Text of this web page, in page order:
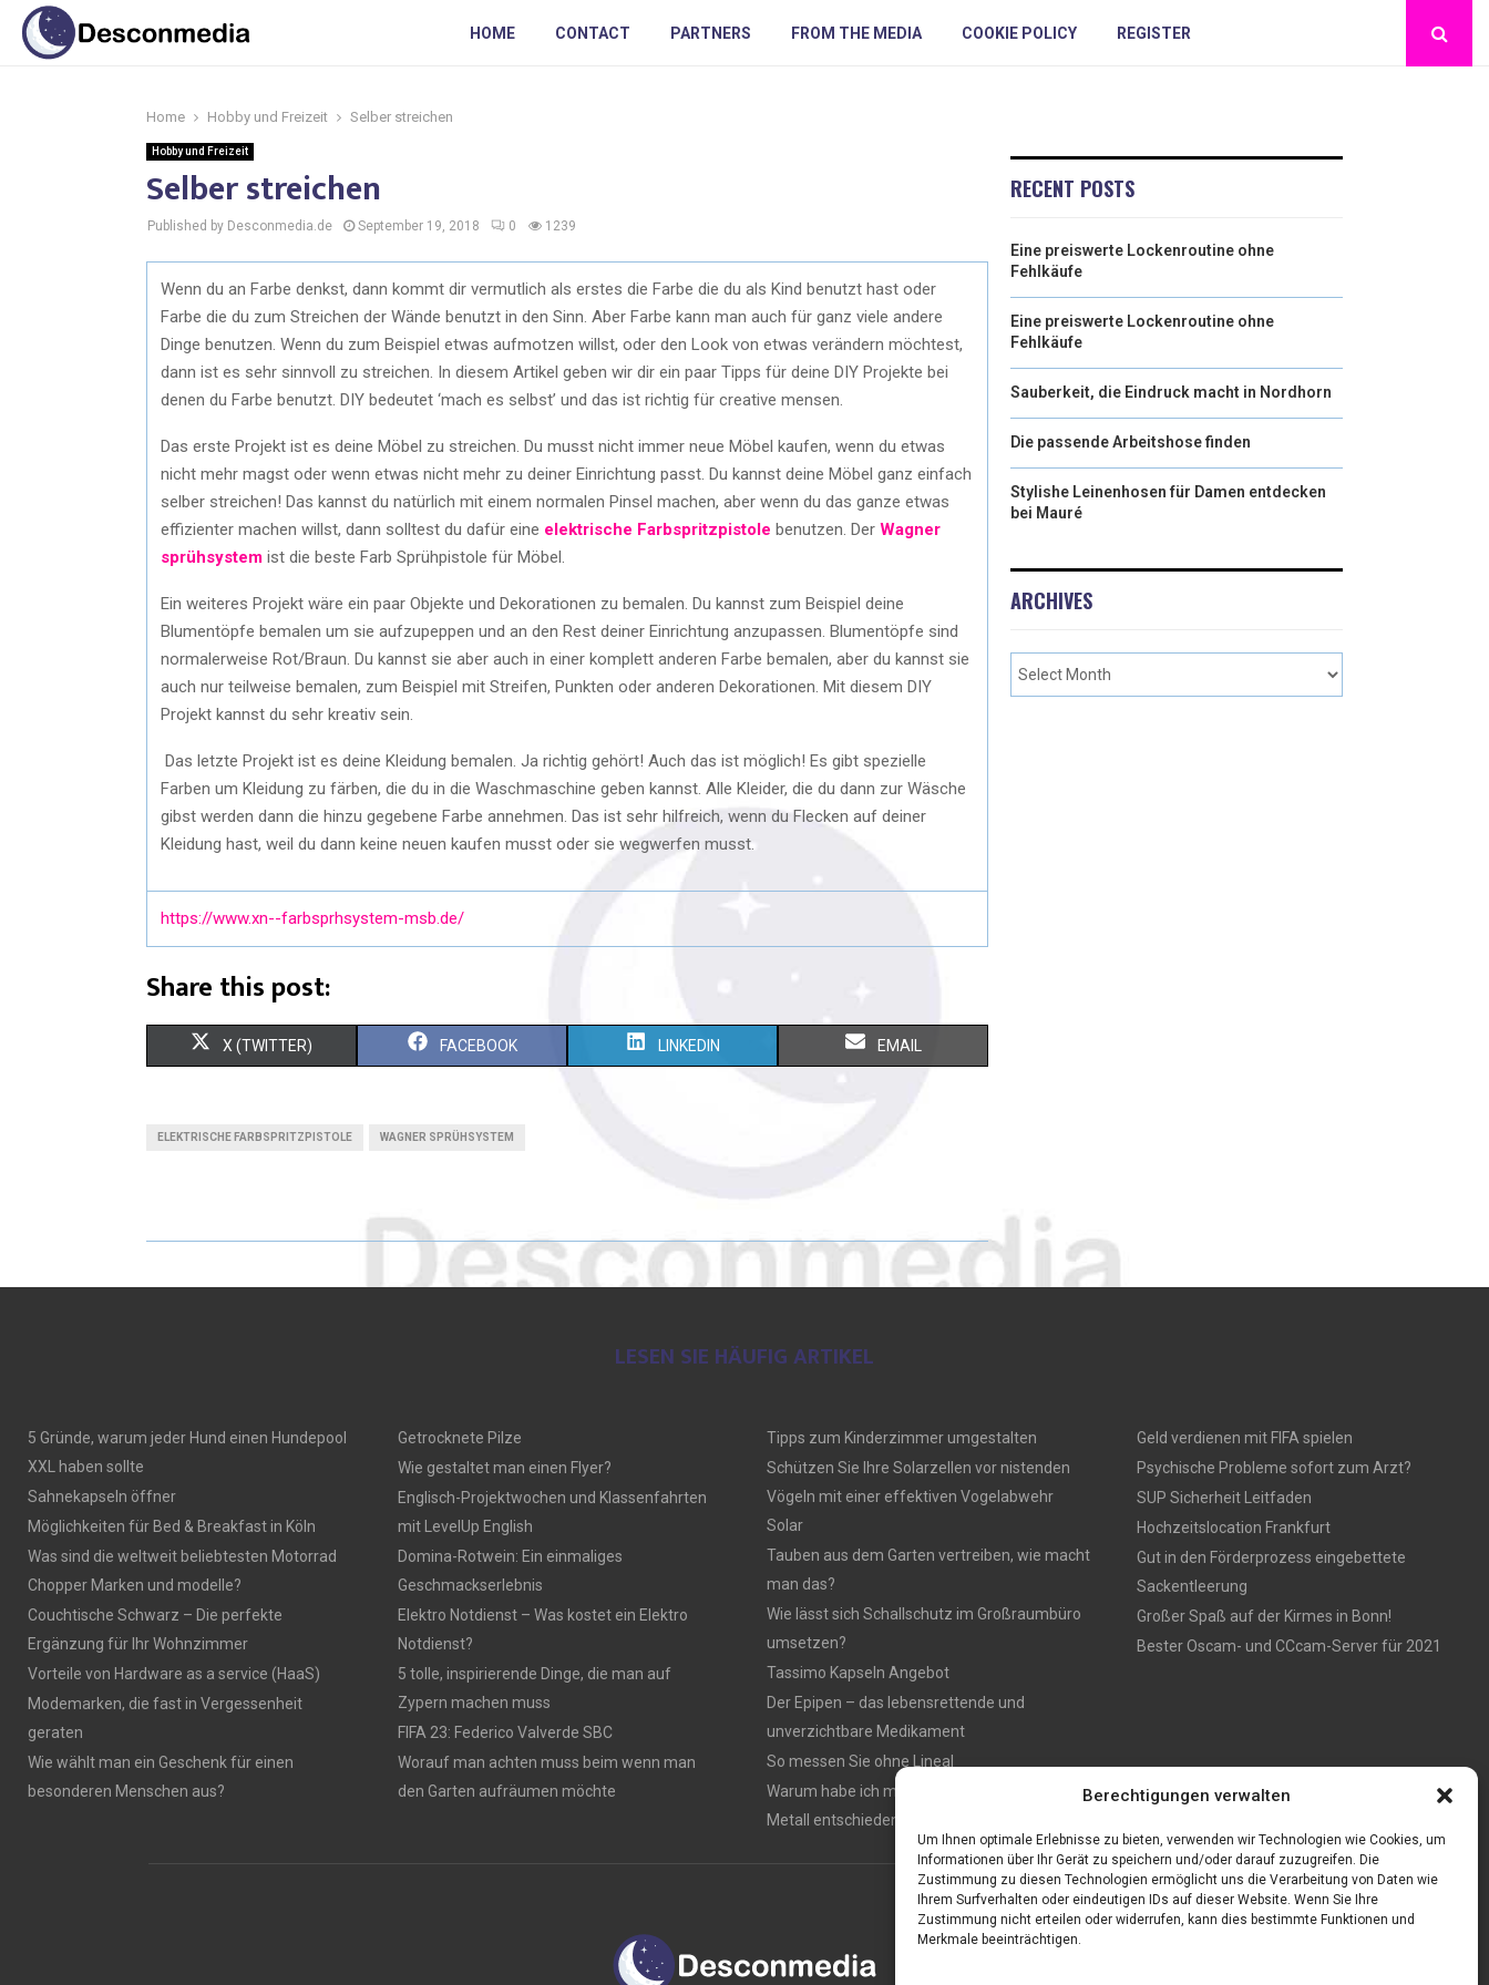
Berechtigungen verwalten
Um Ihnen optimale Erlebnisse zu bieten, verwenden wir Technologien wie Cookies, um
Informationen über Ihr Gerät zu speichern und/oder darauf zuzugreifen. Die
Zustimmung zu diesen Technologien ermöglicht uns die Verarbeitung von Daten wie
Ihrem Surfverhalten oder eindeutigen IDs auf dieser Website. Wenn Sie Ihre
Zustimmung nicht erteilen oder widerrufen, kann dies bestimmte Funktionen und
Merkmale beeinträchtigen.
HOME CONTACT PARTNERS FROM THE MEDIA COOKIE POLICY REGISTER
Home Hobby und Freizeit Selber streichen
Hobby und Freizeit
Selber streichen
Published by Desconmedia.de September 19, 2018 0 1239
Wenn du an Farbe denkst, dann kommt dir vermutlich als erstes die Farbe die du als Kind benutzt hast oder
Farbe die du zum Streichen der Wände benutzt in den Sinn. Aber Farbe kann man auch für ganz viele andere
Dinge benutzen. Wenn du zum Beispiel etwas aufmotzen willst, oder den Look von etwas verändern möchtest,
dann ist es sehr sinnvoll zu streichen. In diesem Artikel geben wir dir ein paar Tipps für deine DIY Projekte bei
denen du Farbe benutzt. DIY bedeutet ‘mach es selbst’ und das ist richtig für creative mensen.
Das erste Projekt ist es deine Möbel zu streichen. Du musst nicht immer neue Möbel kaufen, wenn du etwas
nicht mehr magst oder wenn etwas nicht mehr zu deiner Einrichtung passt. Du kannst deine Möbel ganz einfach
selber streichen! Das kannst du natürlich mit einem normalen Pinsel machen, aber wenn du das ganze etwas
effizienter machen willst, dann solltest du dafür eine elektrische Farbspritzpistole benutzen. Der Wagner
sprühsystem ist die beste Farb Sprühpistole für Möbel.
Ein weiteres Projekt wäre ein paar Objekte und Dekorationen zu bemalen. Du kannst zum Beispiel deine
Blumentöpfe bemalen um sie aufzupeppen und an den Rest deiner Einrichtung anzupassen. Blumentöpfe sind
normalerweise Rot/Braun. Du kannst sie aber auch in einer komplett anderen Farbe bemalen, aber du kannst sie
auch nur teilweise bemalen, zum Beispiel mit Streifen, Punkten oder anderen Dekorationen. Mit diesem DIY
Projekt kannst du sehr kreativ sein.
Das letzte Projekt ist es deine Kleidung bemalen. Ja richtig gehört! Auch das ist möglich! Es gibt spezielle
Farben um Kleidung zu färben, die du in die Waschmaschine geben kannst. Alle Kleider, die du dann zur Wäsche
gibst werden dann die hinzu gegebene Farbe annehmen. Das ist sehr hilfreich, wenn du Flecken auf deiner
Kleidung hast, weil du dann keine neuen kaufen musst oder sie wegwerfen musst.
https://www.xn--farbsprhsystem-msb.de/
Share this post:
X (TWITTER) FACEBOOK LINKEDIN EMAIL
ELEKTRISCHE FARBSPRITZPISTOLE WAGNER SPRÜHSYSTEM
RECENT POSTS
Eine preiswerte Lockenroutine ohne
Fehlkäufe
Eine preiswerte Lockenroutine ohne
Fehlkäufe
Sauberkeit, die Eindruck macht in Nordhorn
Die passende Arbeitshose finden
Stylishe Leinenhosen für Damen entdecken
bei Mauré
ARCHIVES
LESEN SIE HÄUFIG ARTIKEL
5 Gründe, warum jeder Hund einen Hundepool
XXL haben sollte
Sahnekapseln öffner
Möglichkeiten für Bed & Breakfast in Köln
Was sind die weltweit beliebtesten Motorrad
Chopper Marken und modelle?
Couchtische Schwarz – Die perfekte
Ergänzung für Ihr Wohnzimmer
Vorteile von Hardware as a service (HaaS)
Modemarken, die fast in Vergessenheit
geraten
Wie wählt man ein Geschenk für einen
besonderen Menschen aus?
Getrocknete Pilze
Wie gestaltet man einen Flyer?
Englisch-Projektwochen und Klassenfahrten
mit LevelUp English
Domina-Rotwein: Ein einmaliges
Geschmackserlebnis
Elektro Notdienst – Was kostet ein Elektro
Notdienst?
5 tolle, inspirierende Dinge, die man auf
Zypern machen muss
FIFA 23: Federico Valverde SBC
Worauf man achten muss beim wenn man
den Garten aufräumen möchte
Tipps zum Kinderzimmer umgestalten
Schützen Sie Ihre Solarzellen vor nistenden
Vögeln mit einer effektiven Vogelabwehr
Solar
Tauben aus dem Garten vertreiben, wie macht
man das?
Wie lässt sich Schallschutz im Großraumbüro
umsetzen?
Tassimo Kapseln Angebot
Der Epipen – das lebensrettende und
unverzichtbare Medikament
So messen Sie ohne Lineal
Warum habe ich mich für einen Zaun aus
Metall entschieden ?
Geld verdienen mit FIFA spielen
Psychische Probleme sofort zum Arzt?
SUP Sicherheit Leitfaden
Hochzeitslocation Frankfurt
Gut in den Förderprozess eingebettete
Sackentleerung
Großer Spaß auf der Kirmes in Bonn!
Bester Oscam- und CCcam-Server für 2021